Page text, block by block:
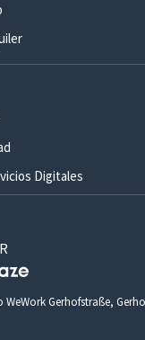
Digitales
Gerhofstraße,